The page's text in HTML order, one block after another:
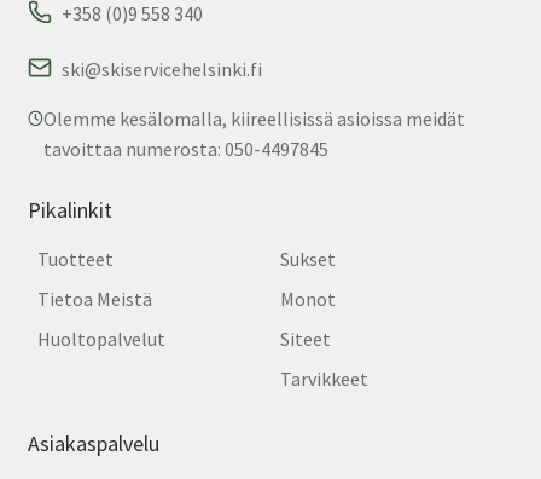
+358 (0)9 558 340
ski@skiservicehelsinki.fi
Olemme kesälomalla, kiireellisissä asioissa meidät
tavoittaa numerosta: 050-4497845
Pikalinkit
Tuotteet
Tietoa Meistä
Huoltopalvelut
Sukset
Monot
Siteet
Tarvikkeet
Asiakaspalvelu